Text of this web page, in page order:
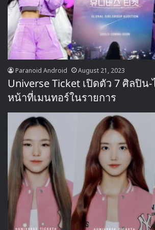
Paranoid Android August 21, 2023
Universe Ticket เปิดตัว 7 ศิลปิน
หน้าที่เมนทอร์ในรายการ